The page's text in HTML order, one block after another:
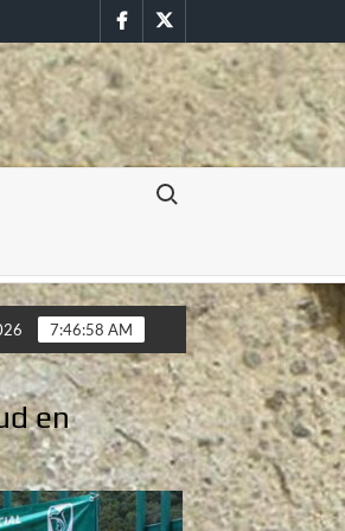
FacebookTwitter
Buscar:
la UAEM (Morelos) durante paro
la UAEM (Morelos) durante paro
7:47:00 AM
en